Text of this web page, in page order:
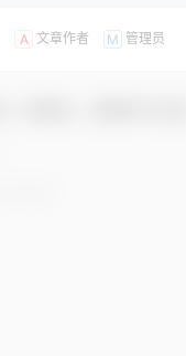
A 文章作者 M 管理员